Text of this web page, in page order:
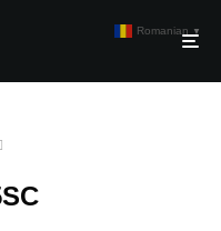
Romanian ▼